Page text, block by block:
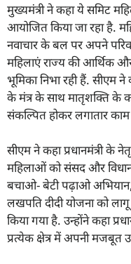
मुख्यमंत्री ने कहा ये समिट
आयोजित किया जा रहा है.
नवाचार के बल पर अपने
महिलाएं राज्य की आर्थिक
भूमिका निभा रही हैं. सीएम ने
के मंत्र के साथ मातृशक्ति
संकल्पित होकर लगातार
सीएम ने कहा प्रधानमंत्री के
महिलाओं को संसद और
बचाओ- बेटी पढ़ाओ
लखपति दीदी योजना को
किया गया है. उन्होंने कहा
प्रत्येक क्षेत्र में अपनी मजबूत